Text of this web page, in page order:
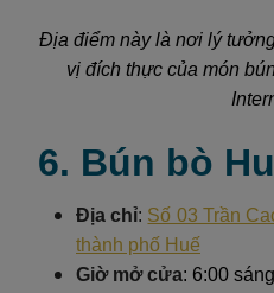
Địa điểm này là nơi lý
vị đích thực của món
6. Bún bò
Địa chỉ: Số 03 Trần
thành phố Huế
Giờ mở cửa: 6:00